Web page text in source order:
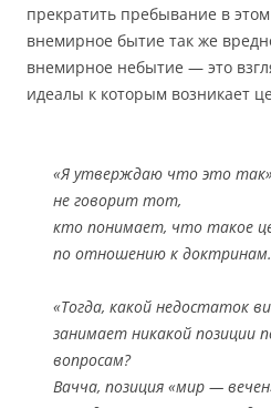
прекратить пребывание в
внемирное бытие так же
внемирное небытие — это
идеалы к которым возникает
«Я утверждаю что это
не говорит тот,
кто понимает, что такое
по отношению к
«Тогда, какой недостаток
занимает никакой позиции
вопросам?
Вачча, позиция «мир —